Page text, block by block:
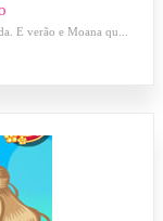
É verão e Moana qu...